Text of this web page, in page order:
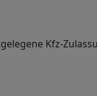
Kfz-